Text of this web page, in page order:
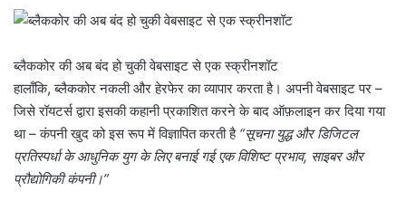
ब्लैककोर की अब बंद हो चुकी वेबसाइट से एक स्क्रीनशॉट
हालाँकि, ब्लैककोर नकली और हेरफेर का व्यापार करता है। अपनी वेबसाइट पर –
जिसे रॉयटर्स द्वारा इसकी कहानी प्रकाशित करने के बाद ऑफ़लाइन कर दिया गया
था – कंपनी खुद को इस रूप में विज्ञापित करती है “सूचना युद्ध और डिजिटल
प्रतिस्पर्धा के आधुनिक युग के लिए बनाई गई एक विशिष्ट प्रभाव, साइबर और
प्रौद्योगिकी कंपनी।”